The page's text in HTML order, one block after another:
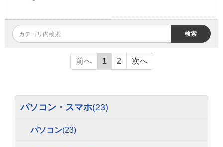
検索
前へ 1 2 次へ
パソコン・スマホ(23)
パソコン(23)